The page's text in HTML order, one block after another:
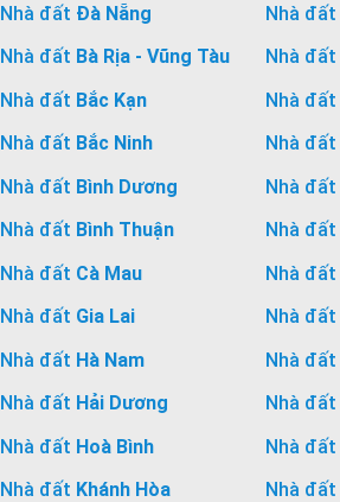
Nhà đất Đà Nẵng Nhà đất
Nhà đất Bà Rịa - Vũng Tàu Nhà đất
Nhà đất Bắc Kạn Nhà đất
Nhà đất Bắc Ninh Nhà đất
Nhà đất Bình Dương Nhà đất
Nhà đất Bình Thuận Nhà đất
Nhà đất Cà Mau Nhà đất
Nhà đất Gia Lai Nhà đất
Nhà đất Hà Nam Nhà đất
Nhà đất Hải Dương Nhà đất
Nhà đất Hoà Bình Nhà đất
Nhà đất Khánh Hòa Nhà đất